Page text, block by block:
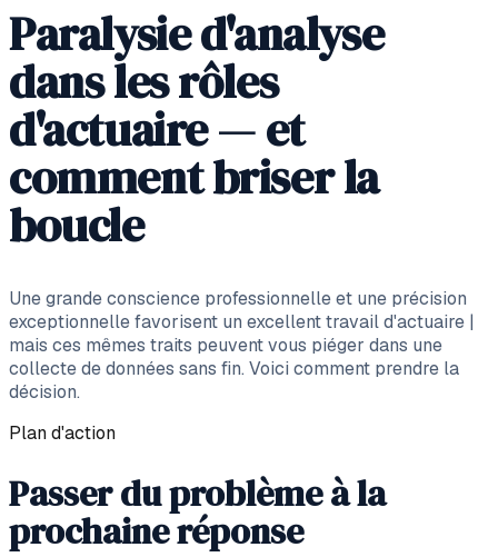
Paralysie d'analyse
dans les rôles
d'actuaire — et
comment briser la
boucle
Une grande conscience professionnelle et une précision
exceptionnelle favorisent un excellent travail d'actuaire |
mais ces mêmes traits peuvent vous piéger dans une
collecte de données sans fin. Voici comment prendre la
décision.
Plan d'action
Passer du problème à la
prochaine réponse